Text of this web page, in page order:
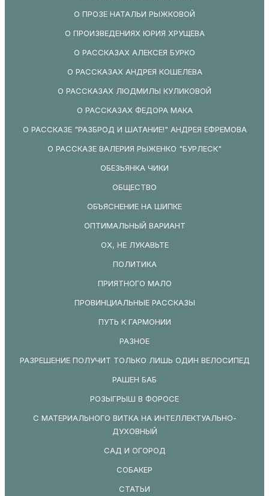
О ПРОЗЕ НАТАЛЬИ РЫЖКОВОЙ
О ПРОИЗВЕДЕНИЯХ ЮРИЯ ХРУЩЕВА
О РАССКАЗАХ АЛЕКСЕЯ БУРКО
О РАССКАЗАХ АНДРЕЯ КОШЕЛЕВА
О РАССКАЗАХ ЛЮДМИЛЫ КУЛИКОВОЙ
О РАССКАЗАХ ФЕДОРА МАКА
О РАССКАЗЕ "РАЗБРОД И ШАТАНИЕ!" АНДРЕЯ ЕФРЕМОВА
О РАССКАЗЕ ВАЛЕРИЯ РЫЖЕНКО "БУРЛЕСК"
ОБЕЗЬЯНКА ЧИКИ
ОБЩЕСТВО
ОБЪЯСНЕНИЕ НА ШИПКЕ
ОПТИМАЛЬНЫЙ ВАРИАНТ
ОХ, НЕ ЛУКАВЬТЕ
ПОЛИТИКА
ПРИЯТНОГО МАЛО
ПРОВИНЦИАЛЬНЫЕ РАССКАЗЫ
ПУТЬ К ГАРМОНИИ
РАЗНОЕ
РАЗРЕШЕНИЕ ПОЛУЧИТ ТОЛЬКО ЛИШЬ ОДИН ВЕЛОСИПЕД
РАШЕН БАБ
РОЗЫГРЫШ В ФОРОСЕ
С МАТЕРИАЛЬНОГО ВИТКА НА ИНТЕЛЛЕКТУАЛЬНО-
ДУХОВНЫЙ
САД И ОГОРОД
СОБАКЕР
СТАТЬИ